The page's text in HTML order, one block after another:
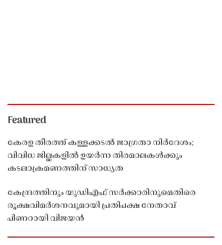
Featured
കേരള തീരത്ത് കള്ളക്കടൽ ജാഗ്രതാ നിർദേശം;
വിവിധ ജില്ലകളിൽ ഉയർന്ന തിരമാലകൾക്കും
കടലാക്രമണത്തിന് സാധ്യത
കേന്ദ്രത്തിനും യുഡിഎഫ് സർക്കാരിനുമെതിരെ
രൂക്ഷവിമർശനവുമായി പ്രതിപക്ഷ നേതാവ്
പിണറായി വിജയൻ